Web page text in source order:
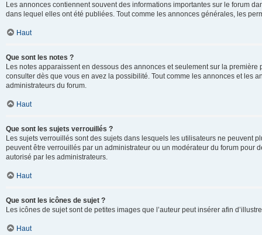
Les annonces contiennent souvent des informations importantes sur le forum
dans lequel elles ont été publiées. Tout comme les annonces générales, les
Haut
Que sont les notes ?
Les notes apparaissent en dessous des annonces et seulement sur la
consulter dès que vous en avez la possibilité. Tout comme les annonces et les
administrateurs du forum.
Haut
Que sont les sujets verrouillés ?
Les sujets verrouillés sont des sujets dans lesquels les utilisateurs ne peuvent
peuvent être verrouillés par un administrateur ou un modérateur du forum pour
autorisé par les administrateurs.
Haut
Que sont les icônes de sujet ?
Les icônes de sujet sont de petites images que l’auteur peut insérer afin
Haut